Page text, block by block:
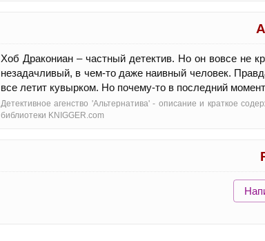
Хоб Дракониан – частный детектив. Но он вовсе не
незадачливый, в чем-то даже наивный человек.
все летит кувырком. Но почему-то в последний
Детективное агенство 'Альтернатива' - oписание и краткое
библиотеки KNIGGER.com